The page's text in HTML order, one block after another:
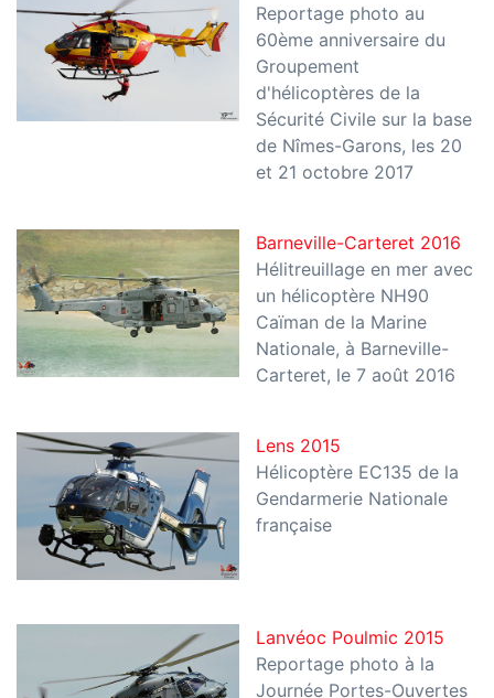
Reportage photo au
60ème anniversaire du
Groupement
d'hélicoptères de la
Sécurité Civile sur la base
de Nîmes-Garons, les 20
et 21 octobre 2017
Barneville-Carteret 2016
Hélitreuillage en mer avec
un hélicoptère NH90
Caïman de la Marine
Nationale, à Barneville-
Carteret, le 7 août 2016
Lens 2015
Hélicoptère EC135 de la
Gendarmerie Nationale
française
Lanvéoc Poulmic 2015
Reportage photo à la
Journée Portes-Ouvertes